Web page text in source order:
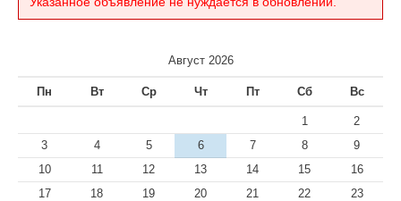
Август 2026
Пн Вт Ср Чт Пт Сб Вс
1
2
3
4 5 6 7 8
9
10
11 12 13 14 15
16
17
18 19 20 21 22
23